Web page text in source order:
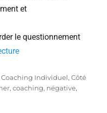
et
le questionnement
Coaching Individuel,Côté
,coaching, négative,